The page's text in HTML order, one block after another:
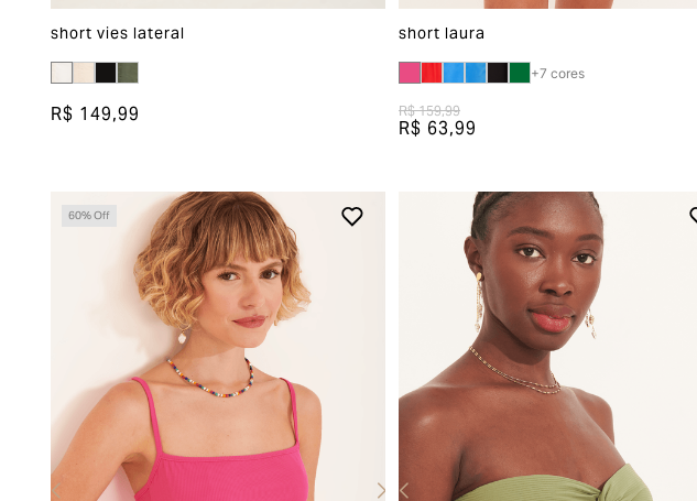
short vies lateral
R$ 149,99
short laura
+7 cores
R$ 159,99
R$ 63,99
60% Off